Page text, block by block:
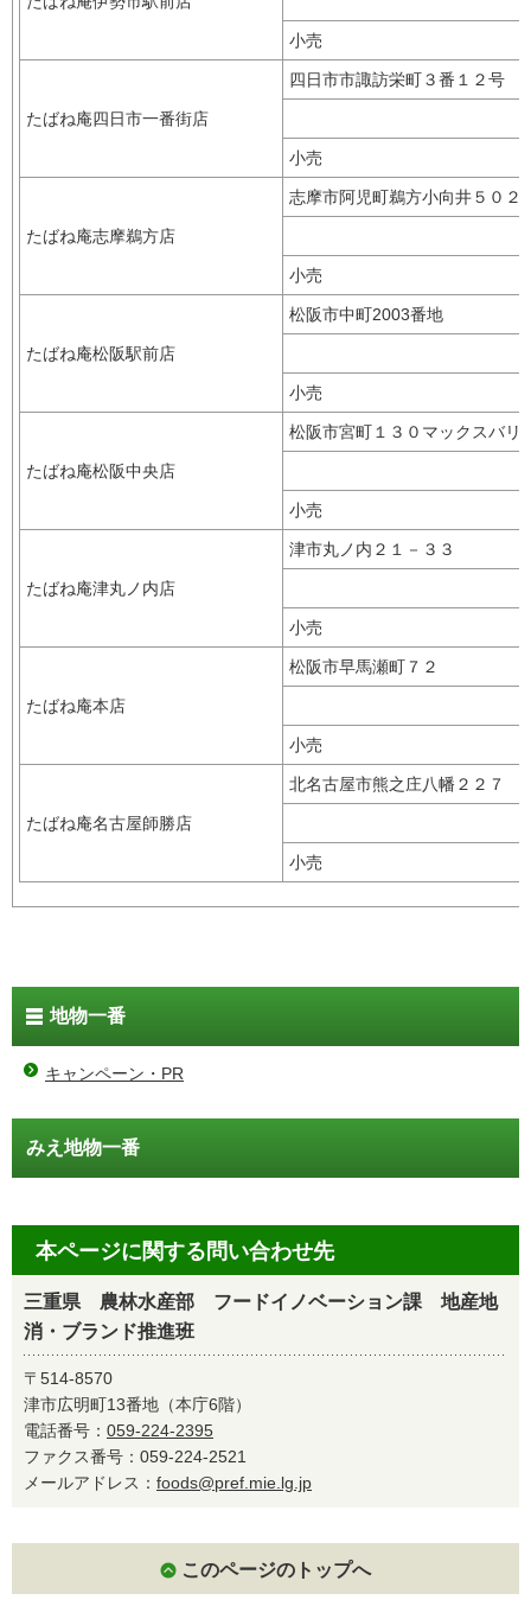
小売
たばね庵四日市一番街店
四日市市諏訪栄町３番１２号
小売
たばね庵志摩鵜方店
志摩市阿児町鵜方小向井５０
小売
たばね庵松阪駅前店
松阪市中町2003番地
小売
たばね庵松阪中央店
松阪市宮町１３０マックスバ
小売
たばね庵津丸ノ内店
津市丸ノ内２１－３３
小売
たばね庵本店
松阪市早馬瀬町７２
小売
たばね庵名古屋師勝店
北名古屋市熊之庄八幡２２７
小売
地物一番
キャンペーン・PR
みえ地物一番
本ページに関する問い合わせ先
三重県 農林水産部 フードイノベーション課 地産地
消・ブランド推進班
〒514-8570
津市広明町13番地（本庁6階）
電話番号： 059-224-2395
ファクス番号：059-224-2521
メールアドレス： foods@pref.mie.lg.jp
このページのトップへ